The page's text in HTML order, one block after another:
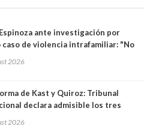
ante investigación por
de violencia intrafamiliar: "No
a Tribunal Supremo
2026
de Kast y Quiroz: Tribunal
declara admisible los tres
2026